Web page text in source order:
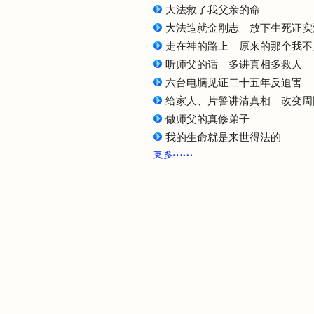
大法救了我父亲的命
大法造就金刚志 放下生死证实
走在神的路上 原来的那个我不
听师父的话 多讲真相多救人
六台电脑见证二十五年反迫害
给家人、片警讲清真相 改变周
做师父的真修弟子
我的生命就是来世得法的